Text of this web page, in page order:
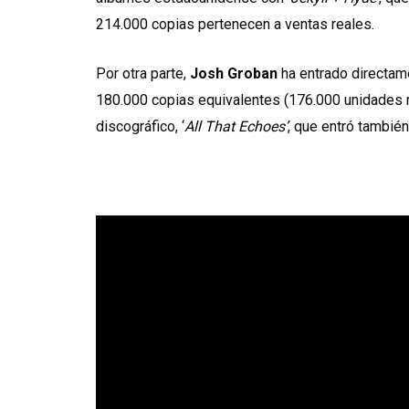
214.000 copias pertenecen a ventas reales.
Por otra parte, Josh Groban ha entrado
180.000 copias equivalentes (176.000
discográfico, ‘All That Echoes’, que entró